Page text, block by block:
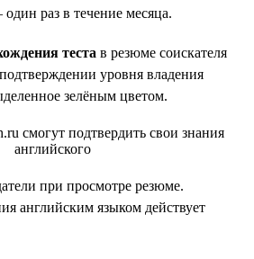
раз в течение месяца.
теста в резюме соискателя
уровня владения
зелёным цветом.
при просмотре резюме.
английским языком действует